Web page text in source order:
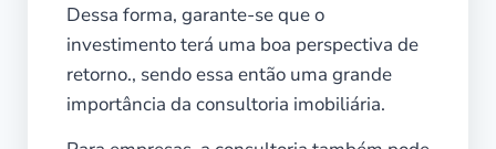
Dessa forma, garante-se que o
investimento terá uma boa perspectiva de
retorno., sendo essa então uma grande
importância da consultoria imobiliária.